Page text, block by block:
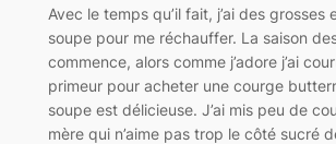
Avec le temps qu’il fait, j’ai des grosses
soupe pour me réchauffer. La saison
commence, alors comme j’adore j’ai
primeur pour acheter une courge
soupe est délicieuse. J’ai mis peu de
mère qui n’aime pas trop le côté sucré